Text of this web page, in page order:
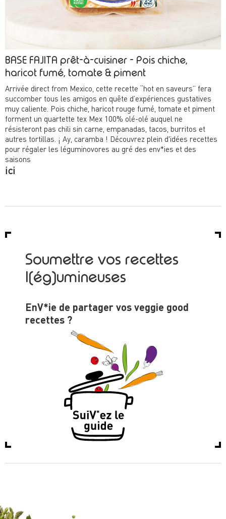
Rabattez les bords du pain pour former votre fajitas.
BASE FAJITA prêt-à-cuisiner - Pois chiche,
haricot fumé, tomate & piment
Arrivée direct from Mexico, cette recette “hot en saveurs” fera
succomber tous les amigos en quête d’expériences gustatives
muy caliente. Pois chiche, haricot rouge fumé, tomate et piment
forment un quartette tex Mex 100% olé-olé auquel ne
résisteront pas chili sin carne, empanadas, tacos, burritos et
autres tortillas. ¡ Ay, caramba ! Découvrez plein d'idées recettes
pour régaler les léguminovores au gré des env*ies et des
saisons
ici
Soumettre vos recettes
l(ég)umineuses
EnV*ie de partager vos veggie good
recettes ?